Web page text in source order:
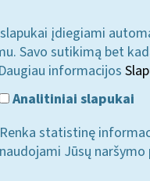
įdiegiami
Savo sutikimą bet
informacijos
Analitiniai slapukai
Renka statistinę
naudojami Jūsų